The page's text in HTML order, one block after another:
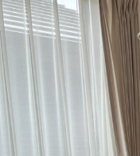
板×異素材